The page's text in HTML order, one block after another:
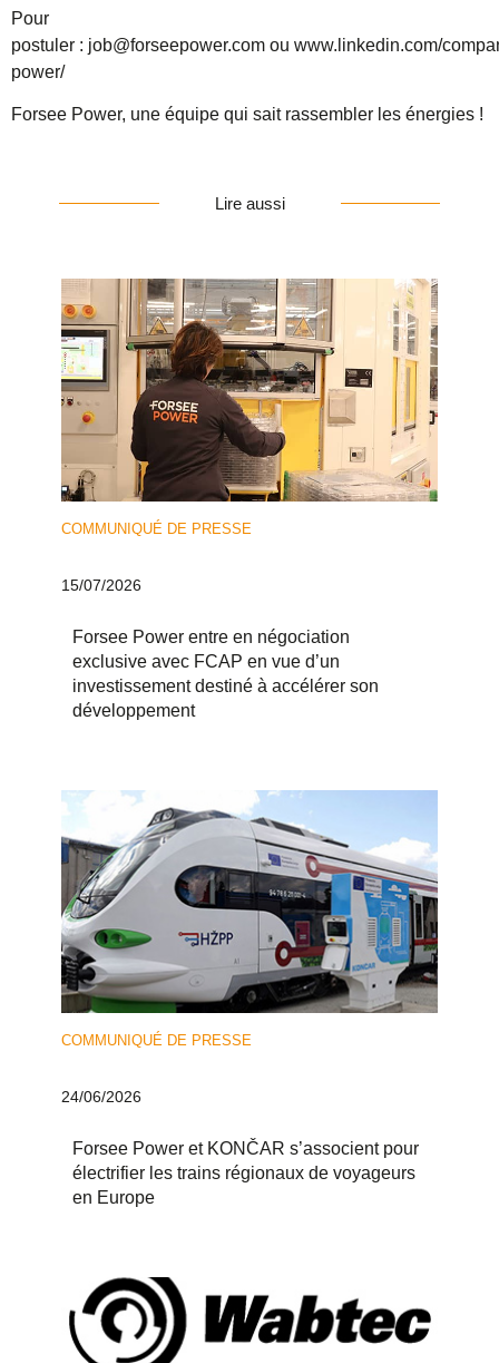
Pour
postuler : job@forseepower.com ou www.linkedin.com/
power/
Forsee Power, une équipe qui sait rassembler les énergies !
Lire aussi
COMMUNIQUÉ DE PRESSE
15/07/2026
Forsee Power entre en négociation
exclusive avec FCAP en vue d’un
investissement destiné à accélérer son
développement
COMMUNIQUÉ DE PRESSE
24/06/2026
Forsee Power et KONČAR s’associent pour
électrifier les trains régionaux de voyageurs
en Europe